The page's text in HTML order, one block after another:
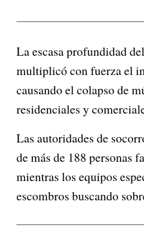
La escasa profundidad
multiplicó con fuerza el
causando el colapso de
residenciales y
Las autoridades de
de más de 188 personas
mientras los equipos
escombros buscando